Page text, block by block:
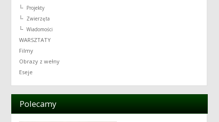
Projekty
Zwierzęta
Wiadomości
WARSZTATY
Filmy
Obrazy z wełny
Eseje
Polecamy